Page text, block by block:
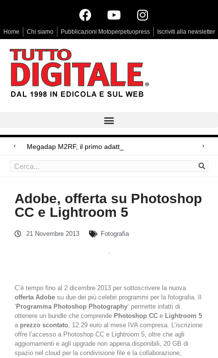
Home Chi siamo Pubblicazioni Motoperpetuopress Iscriviti alla newsletter
Megadap M2RF, il primo adattatore autof
Arri Rental, evoluzioni in arrivo
Adobe, offerta su Photoshop
CC e Lightroom 5
21 Novembre 2013 Fotografia
C’è tempo fino al 2 dicembre 2013 per sottoscrivere la nuova
offerta Adobe su due dei più celebri programmi per la fotografia. Il
‘ Programma Photoshop Photography‘ permette infatti di
ottenere un bundle che comprende Photoshop CC e Lightroom 5
a prezzo scontato, 12.29 euro al mese IVA compresa. L’iscrizione
offre l’accesso a Photoshop CC e Lightroom 5, oltre che agli
aggiornamenti e agli upgrade non appena disponibili, 20 GB di
spazio nel cloud per la condivisione file e la collaborazione,